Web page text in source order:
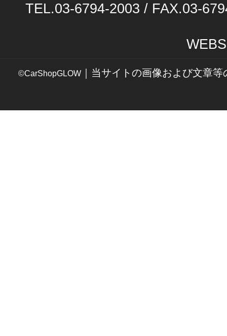
TEL.03-6794-2003 / FAX.03-
©CarShopGLOW ｜当サイトの画像および文章